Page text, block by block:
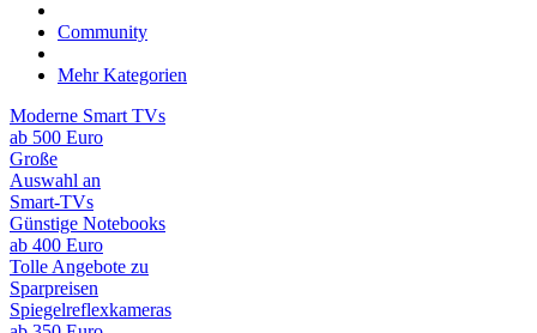
Community
Mehr Kategorien
Moderne Smart TVs
ab 500 Euro
Große
Auswahl an
Smart-TVs
Günstige Notebooks
ab 400 Euro
Tolle Angebote zu
Sparpreisen
Spiegelreflexkameras